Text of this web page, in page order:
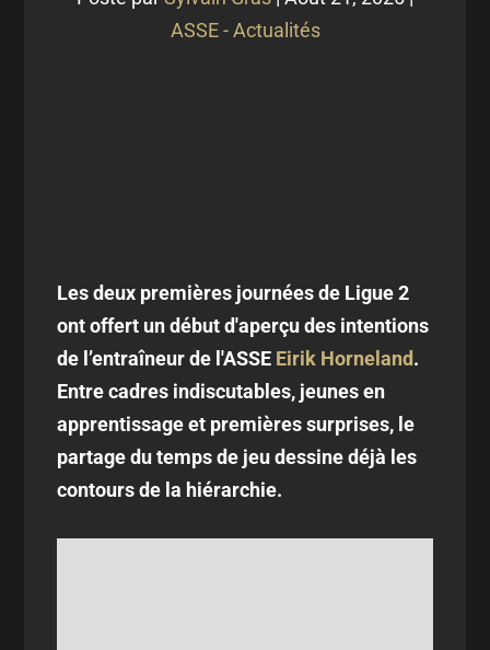
ASSE - Actualités
Les deux premières journées de Ligue 2
ont offert un début d'aperçu des intentions
de l’entraîneur de l'ASSE Eirik Horneland.
Entre cadres indiscutables, jeunes en
apprentissage et premières surprises, le
partage du temps de jeu dessine déjà les
contours de la hiérarchie.